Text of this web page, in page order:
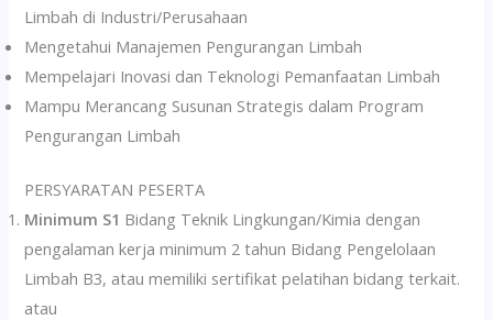
Limbah di Industri/Perusahaan
Mengetahui Manajemen Pengurangan Limbah
Mempelajari Inovasi dan Teknologi Pemanfaatan Limbah
Mampu Merancang Susunan Strategis dalam Program
Pengurangan Limbah
PERSYARATAN PESERTA
Minimum S1 Bidang Teknik Lingkungan/Kimia dengan
pengalaman kerja minimum 2 tahun Bidang Pengelolaan
Limbah B3, atau memiliki sertifikat pelatihan bidang terkait.
atau